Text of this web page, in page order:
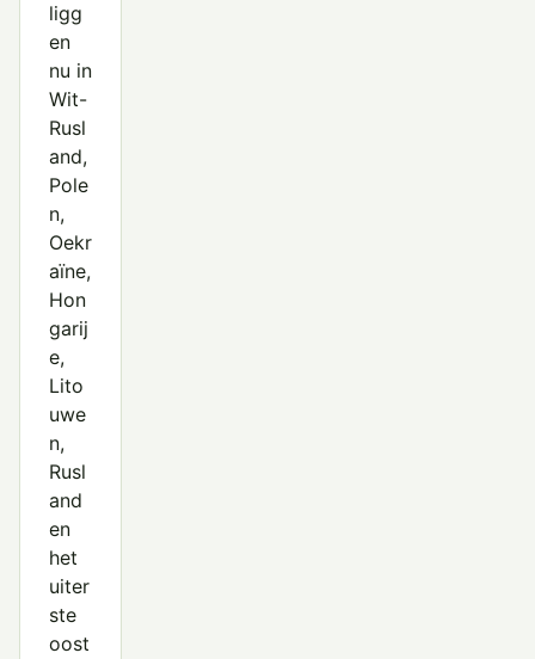
ligg
en
nu in
Wit-
Rusl
and,
Pole
n,
Oekr
aïne,
Hon
garij
e,
Lito
uwe
n,
Rusl
and
en
het
uiter
ste
oost